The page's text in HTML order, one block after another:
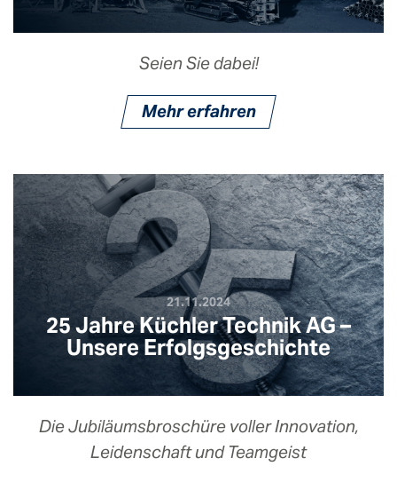
Seien Sie dabei!
Mehr erfahren
21.11.2024
25 Jahre Küchler Technik AG –
Unsere Erfolgsgeschichte
Die Jubiläumsbroschüre voller Innovation,
Leidenschaft und Teamgeist